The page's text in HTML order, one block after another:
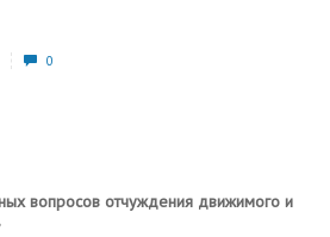
0
вопросов отчуждения движимого и